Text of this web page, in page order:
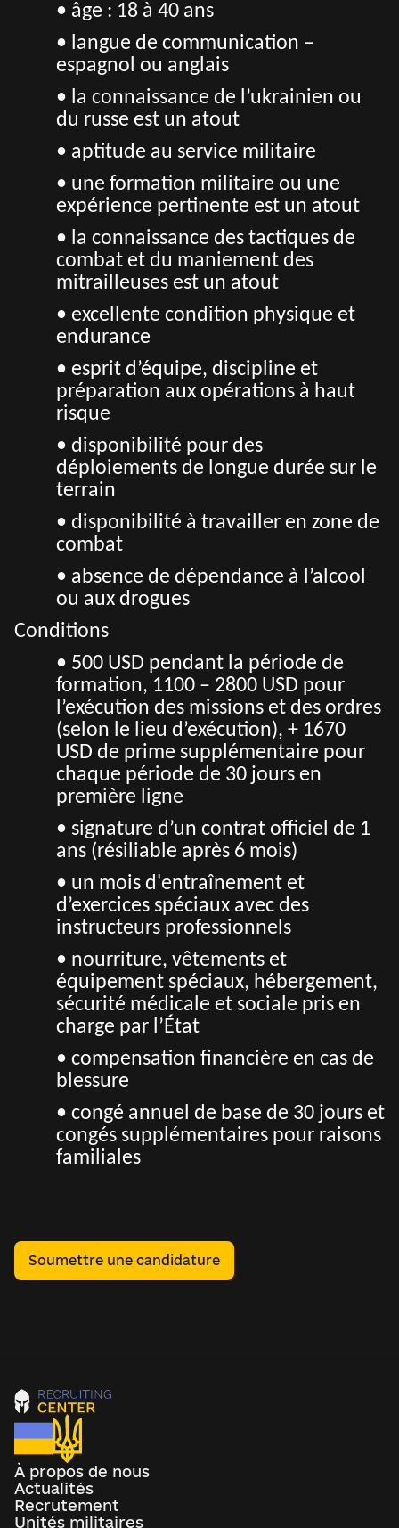
• âge : 18 à 40 ans
• langue de communication –
espagnol ou anglais
• la connaissance de l’ukrainien ou
du russe est un atout
• aptitude au service militaire
• une formation militaire ou une
expérience pertinente est un atout
• la connaissance des tactiques de
combat et du maniement des
mitrailleuses est un atout
• excellente condition physique et
endurance
• esprit d’équipe, discipline et
préparation aux opérations à haut
risque
• disponibilité pour des
déploiements de longue durée sur le
terrain
• disponibilité à travailler en zone de
combat
• absence de dépendance à l’alcool
ou aux drogues
Conditions
• 500 USD pendant la période de
formation, 1100 – 2800 USD pour
l’exécution des missions et des ordres
(selon le lieu d’exécution), + 1670
USD de prime supplémentaire pour
chaque période de 30 jours en
première ligne
• signature d’un contrat officiel de 1
ans (résiliable après 6 mois)
• un mois d'entraînement et
d’exercices spéciaux avec des
instructeurs professionnels
• nourriture, vêtements et
équipement spéciaux, hébergement,
sécurité médicale et sociale pris en
charge par l’État
• compensation financière en cas de
blessure
• congé annuel de base de 30 jours et
congés supplémentaires pour raisons
familiales
Soumettre une candidature
À propos de nous
Actualités
Recrutement
Unités militaires